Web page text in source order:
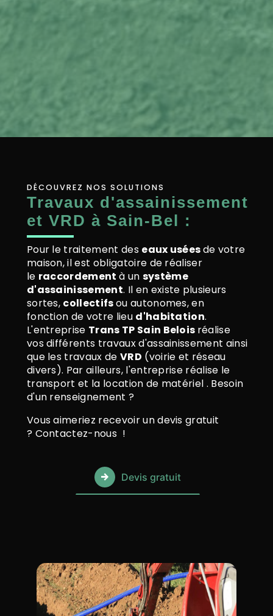
DÉCOUVREZ NOS SOLUTIONS
Travaux d'assainissement
et VRD à Sain-Bel :
Pour le traitement des eaux uséesde votre
maison, il est obligatoire de réaliser
le raccordementà un système
d'assainissement. Il en existe plusieurs
sortes, collectifsou autonomes, en
fonction de votre lieu d'habitation.
L'entreprise Trans TP Sain Belois réalise
vos différents travaux d'assainissement ainsi
que les travaux de VRD (voirie et réseau
divers). Par ailleurs, l'entreprise réalise le
transport et la location de matériel . Besoin
d'un renseignement ?
Vous aimeriez recevoir un devis gratuit
? Contactez-nous !
Devis gratuit